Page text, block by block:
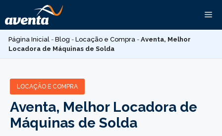
para
o
conteúdo
Página Inicial - Blog - Locação e Compra - Aventa, Melhor
Locadora de Máquinas de Solda
LOCAÇÃO E COMPRA
Aventa, Melhor Locadora de
Máquinas de Solda